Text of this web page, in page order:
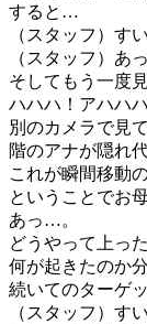
すると…
（スタッフ）す
（スタッフ）あ
そしてもう一度
ハハハ！アハハ
別のカメラで見
階のアナが隠れ
これが瞬間移動
ということでお
あっ…。
どうやって上っ
何が起きたのか
続いてのターゲ
（スタッフ）す